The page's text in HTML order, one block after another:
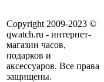
Copyright 2009-2023 ©
qwatch.ru - интернет-
магазин часов,
подарков и
аксессуаров. Все права
защищены.